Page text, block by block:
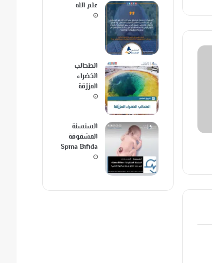
علم الله
الطحالب
الخضراء
المزرّقة
السنسنة
المشقوقة
Spina Bifida